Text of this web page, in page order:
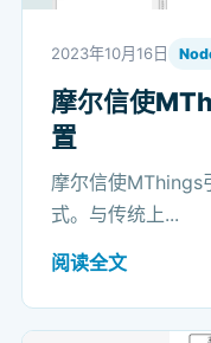
2023年10月16日
摩尔信使
置
摩尔信使MThings
式。与传统上...
阅读全文